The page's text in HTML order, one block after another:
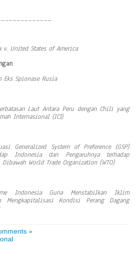
United States of America
Eks Spionase Rusia
Laut Antara Peru dengan Chili yang
Internasional (ICJ)
Generalized System of Preference (GSP)
Indonesia dan Pengaruhnya terhadap
Dibawah World Trade Organization (WTO)
Indonesia Guna Menstabilkan Iklim
Mengkapitalisasi Kondisi Perang Dagang
»